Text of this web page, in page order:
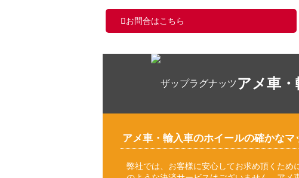
お問合はこちら
アメ車
アメ車・輸入車のホイールの確かな
弊社では、お客様に安心してお求め頂くため